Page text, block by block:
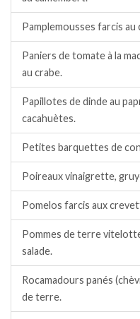
Pamplemousses farcis
Paniers de tomate à la
au crabe.
Papillotes de dinde au
cacahuètes.
Petites barquettes de
Poireaux vinaigrette,
Pomelos farcis aux
Pommes de terre
salade.
Rocamadours panés
de terre.